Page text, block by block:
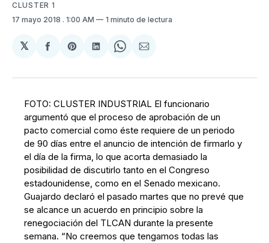
CLUSTER 1
17 mayo 2018 . 1:00 AM 1 minuto de lectura
𝕏
Compartir
Facebook
Share
Pinterest
Compartir
LinkedIn
Share
WhatsApp
Compartir
Email
FOTO: CLUSTER INDUSTRIAL El funcionario
argumentó que el proceso de aprobación de un
pacto comercial como éste requiere de un periodo
de 90 días entre el anuncio de intención de firmarlo y
el día de la firma, lo que acorta demasiado la
posibilidad de discutirlo tanto en el Congreso
estadounidense, como en el Senado mexicano.
Guajardo declaró el pasado martes que no prevé que
se alcance un acuerdo en principio sobre la
renegociación del TLCAN durante la presente
semana. “No creemos que tengamos todas las